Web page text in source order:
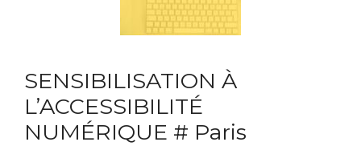
SENSIBILISATION À
L’ACCESSIBILITÉ
NUMÉRIQUE # Paris